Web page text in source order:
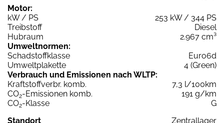
Motor:
kW / PS
253 kW / 344 PS
Treibstoff
Diesel
Hubraum
2.967 cm³
Umweltnormen:
Schadstoffklasse
Euro6d
Umweltplakette
4 (Green)
Verbrauch und Emissionen nach WLTP:
Kraftstoffverbr. komb.
7,3 l/100km
CO2-Emissionen komb.
191 g/km
CO2-Klasse
G
Standort
Zentrallager